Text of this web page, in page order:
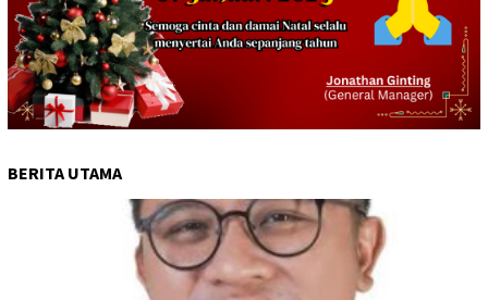
BERITA UTAMA